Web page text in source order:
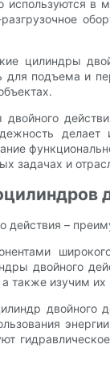
используются
цилиндры
подъема и
двойного
задачах и
действия –
двойного
также изучим
двойного